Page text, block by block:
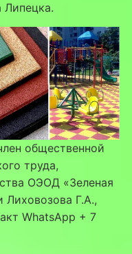
Липецка.
общественной
труда,
ОЭОД «Зеленая
Лиховозова Г.А.,
WhatsApp + 7